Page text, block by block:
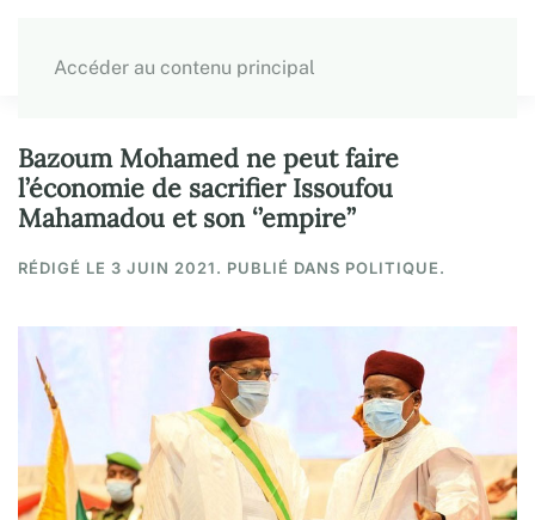
Accéder au contenu principal
Bazoum Mohamed ne peut faire
l’économie de sacrifier Issoufou
Mahamadou et son ‘’empire’’
RÉDIGÉ LE 3 JUIN 2021. PUBLIÉ DANS POLITIQUE.